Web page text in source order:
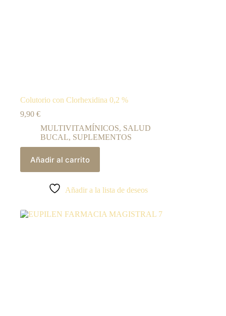
Colutorio con Clorhexidina 0,2 %
9,90 €
MULTIVITAMÍNICOS, SALUD
BUCAL, SUPLEMENTOS
Añadir al carrito
Añadir a la lista de deseos